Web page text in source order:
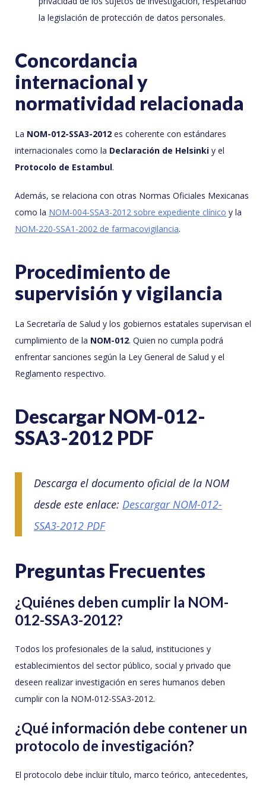
la legislación de protección de datos personales.
Concordancia
internacional y
normatividad relacionada
La NOM-012-SSA3-2012 es coherente con estándares
internacionales como la Declaración de Helsinki y el
Protocolo de Estambul.
Además, se relaciona con otras Normas Oficiales Mexicanas
como la NOM-004-SSA3-2012 sobre expediente clínico y la
NOM-220-SSA1-2002 de farmacovigilancia.
Procedimiento de
supervisión y vigilancia
La Secretaría de Salud y los gobiernos estatales supervisan el
cumplimiento de la NOM-012. Quien no cumpla podrá
enfrentar sanciones según la Ley General de Salud y el
Reglamento respectivo.
Descargar NOM-012-
SSA3-2012 PDF
Descarga el documento oficial de la NOM
desde este enlace: Descargar NOM-012-
SSA3-2012 PDF
Preguntas Frecuentes
¿Quiénes deben cumplir la NOM-
012-SSA3-2012?
Todos los profesionales de la salud, instituciones y
establecimientos del sector público, social y privado que
deseen realizar investigación en seres humanos deben
cumplir con la NOM-012-SSA3-2012.
¿Qué información debe contener un
protocolo de investigación?
El protocolo debe incluir título, marco teórico, antecedentes,